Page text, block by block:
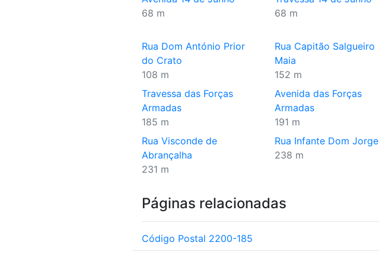
68 m
68 m
Rua Dom António Prior
do Crato
108 m
Rua Capitão Salgueiro
Maia
152 m
Travessa das Forças
Armadas
185 m
Avenida das Forças
Armadas
191 m
Rua Visconde de
Abrançalha
231 m
Rua Infante Dom Jorge
238 m
Páginas relacionadas
Código Postal 2200-185